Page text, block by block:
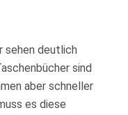
sehen deutlich
sind
aber schneller
es diese